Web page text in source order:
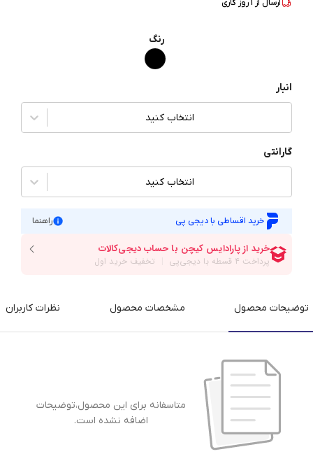
ارسال از 1روز کاری
رنگ
انبار
انتخاب کنید
گارانتی
انتخاب کنید
خرید اقساطی با دیجی پی راهنما
توضیحات محصول مشخصات محصول نظرات کاربران
متاسفانه برای این محصول،توضیحات
اضافه نشده است.